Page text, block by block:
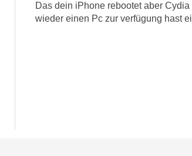
Das dein iPhone rebootet aber
wieder einen Pc zur verfügung hast